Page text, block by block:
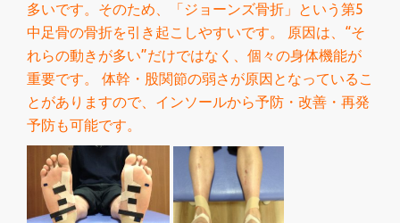
多いです。そのため、「ジョーンズ骨折」という第5
中足骨の骨折を引き起こしやすいです。 原因は、“そ
れらの動きが多い”だけではなく、個々の身体機能が
重要です。 体幹・股関節の弱さが原因となっているこ
とがありますので、インソールから予防・改善・再発
予防も可能です。